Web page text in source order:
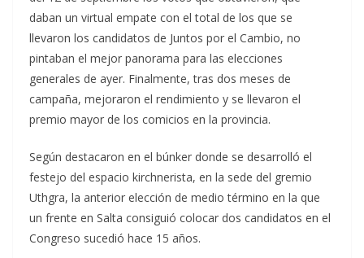
daban un virtual empate con el total de los que se
llevaron los candidatos de Juntos por el Cambio, no
pintaban el mejor panorama para las elecciones
generales de ayer. Finalmente, tras dos meses de
campaña, mejoraron el rendimiento y se llevaron el
premio mayor de los comicios en la provincia.
Según destacaron en el búnker donde se desarrolló el
festejo del espacio kirchnerista, en la sede del gremio
Uthgra, la anterior elección de medio término en la que
un frente en Salta consiguió colocar dos candidatos en el
Congreso sucedió hace 15 años.